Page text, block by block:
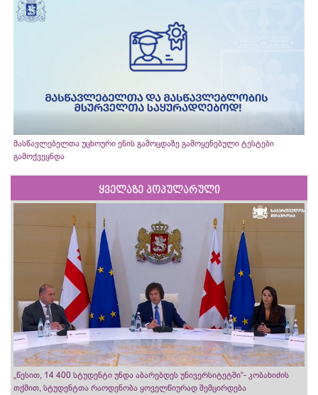
მასწავლებელთა უცხოური ენის გამოცდაზე გამოყენებული ტესტები
გამოქვეყნდა
ყველაზე პოპულარული
„წესით, 14 400 სტუდენტი უნდა აბარებდეს უნივერსიტეტში“- კობახიძის
თქმით, სტუდენტთა რაოდენობა ყოველწიურად შემცირდება